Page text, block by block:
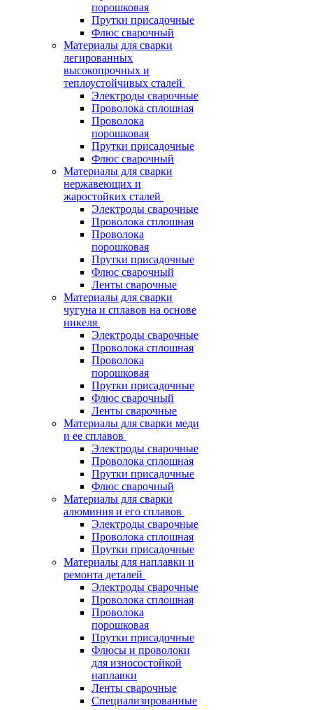
порошковая
Прутки присадочные
Флюс сварочный
Материалы для сварки
легированных
высокопрочных и
теплоустойчивых сталей
Электроды сварочные
Проволока сплошная
Проволока
порошковая
Прутки присадочные
Флюс сварочный
Материалы для сварки
нержавеющих и
жаростойких сталей
Электроды сварочные
Проволока сплошная
Проволока
порошковая
Прутки присадочные
Флюс сварочный
Ленты сварочные
Материалы для сварки
чугуна и сплавов на основе
никеля
Электроды сварочные
Проволока сплошная
Проволока
порошковая
Прутки присадочные
Флюс сварочный
Ленты сварочные
Материалы для сварки меди
и ее сплавов
Электроды сварочные
Проволока сплошная
Прутки присадочные
Флюс сварочный
Материалы для сварки
алюминия и его сплавов
Электроды сварочные
Проволока сплошная
Прутки присадочные
Материалы для наплавки и
ремонта деталей
Электроды сварочные
Проволока сплошная
Проволока
порошковая
Прутки присадочные
Флюсы и проволоки
для износостойкой
наплавки
Ленты сварочные
Специализированные